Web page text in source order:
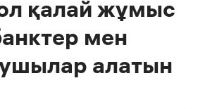
қалай жұмыс
мен
алатын